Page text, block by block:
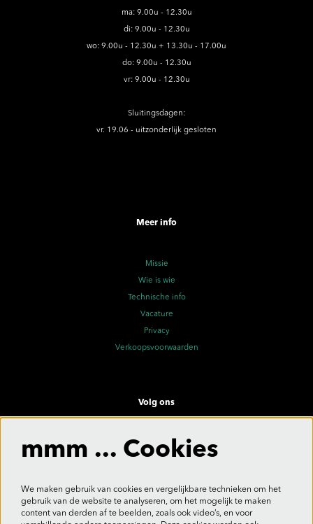
ma: 9.00u - 12.30u
di: 9.00u - 12.30u
wo: 9.00u - 12.30u + 13.30u - 17.00u
do: 9.00u - 12.30u
vr: 9.00u - 12.30u
Sluitingsdagen:
vr. 19.06 - uitzonderlijk gesloten
Meer info
Missie
Wie is wie
Technische info
Vacature
Privacy
Verkoopsvoorwaarden
Volg ons
mmm ... Cookies
We maken gebruik van cookies en vergelijkbare technieken om het
gebruik van de website te analyseren, om het mogelijk te maken
content van derden af te beelden, zoals ook video’s, en voor